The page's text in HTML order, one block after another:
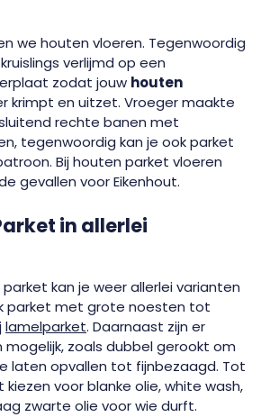
we houten vloeren. Tegenwoordig
verlijmd op een
zodat jouw houten
krimpt en uitzet. Vroeger maakte
rechte banen met
tegenwoordig kan je ook parket
Bij houten parket vloeren
gevallen voor Eikenhout.
in allerlei
parket kan je weer allerlei varianten
parket met grote noesten tot
lamelparket. Daarnaast zijn er
mogelijk, zoals dubbel gerookt om
laten opvallen tot fijnbezaagd. Tot
kiezen voor blanke olie, white wash,
zwarte olie voor wie durft.